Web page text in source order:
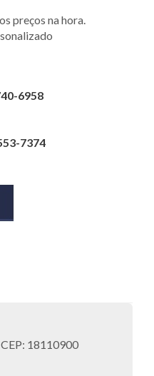
preços na hora.
6958
7374
18110900